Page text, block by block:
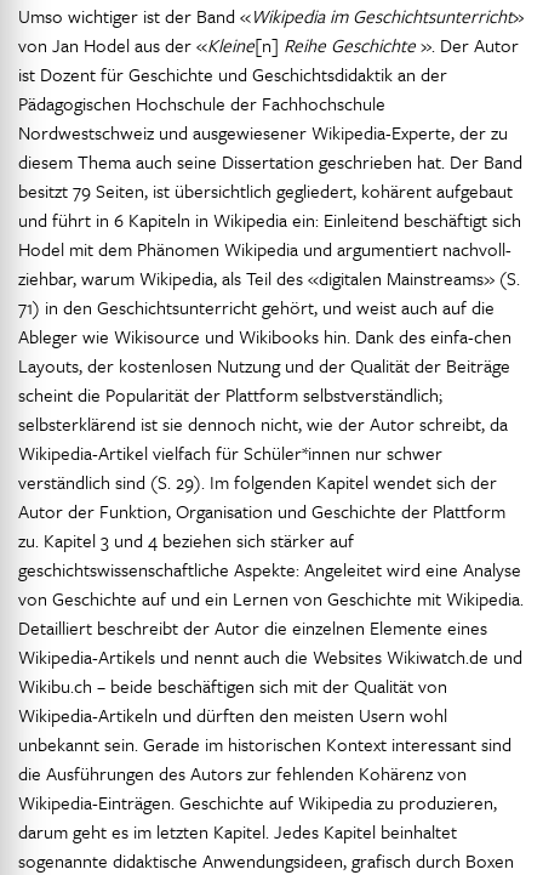
Umso wichtiger ist der Band «Wikipedia im Geschichtsunterricht»
von Jan Hodel aus der «Kleine[n] Reihe Geschichte». Der Autor
ist Dozent für Geschichte und Geschichtsdidaktik an der
Pädagogischen Hochschule der Fachhochschule
Nordwestschweiz und ausgewiesener Wikipedia-Experte, der zu
diesem Thema auch seine Dissertation geschrieben hat. Der Band
besitzt 79 Seiten, ist übersichtlich gegliedert, kohärent aufgebaut
und führt in 6 Kapiteln in Wikipedia ein: Einleitend beschäftigt sich
Hodel mit dem Phänomen Wikipedia und argumentiert nachvoll-
ziehbar, warum Wikipedia, als Teil des «digitalen Mainstreams» (S.
71) in den Geschichtsunterricht gehört, und weist auch auf die
Ableger wie Wikisource und Wikibooks hin. Dank des einfa-chen
Layouts, der kostenlosen Nutzung und der Qualität der Beiträge
scheint die Popularität der Plattform selbstverständlich;
selbsterklärend ist sie dennoch nicht, wie der Autor schreibt, da
Wikipedia-Artikel vielfach für Schüler*innen nur schwer
verständlich sind (S. 29). Im folgenden Kapitel wendet sich der
Autor der Funktion, Organisation und Geschichte der Plattform
zu. Kapitel 3 und 4 beziehen sich stärker auf
geschichtswissenschaftliche Aspekte: Angeleitet wird eine Analyse
von Geschichte auf und ein Lernen von Geschichte mit Wikipedia.
Detailliert beschreibt der Autor die einzelnen Elemente eines
Wikipedia-Artikels und nennt auch die Websites Wikiwatch.de und
Wikibu.ch – beide beschäftigen sich mit der Qualität von
Wikipedia-Artikeln und dürften den meisten Usern wohl
unbekannt sein. Gerade im historischen Kontext interessant sind
die Ausführungen des Autors zur fehlenden Kohärenz von
Wikipedia-Einträgen. Geschichte auf Wikipedia zu produzieren,
darum geht es im letzten Kapitel. Jedes Kapitel beinhaltet
sogenannte didaktische Anwendungsideen, grafisch durch Boxen